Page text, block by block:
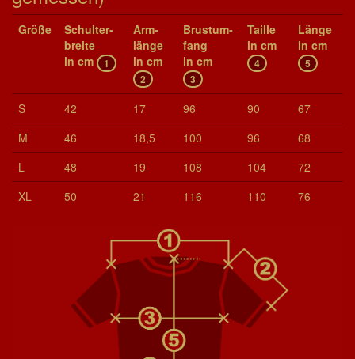
Größe
Schul­ter­
brei­te
in cm
1
Arm­
länge
in cm
2
Brust­um­
fang
in cm
3
Taille
in cm
4
Länge
in cm
5
S 42 17 96 90
67
M
46 18,5 100 96
68
L
48 19 108 104
72
XL
50 21 116 110 76